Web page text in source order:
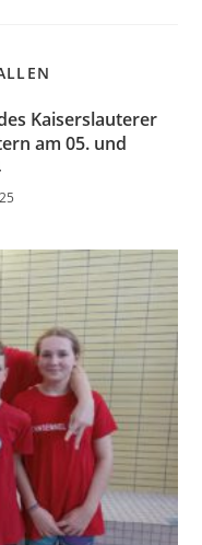
Kaiserslauterer
am 05. und